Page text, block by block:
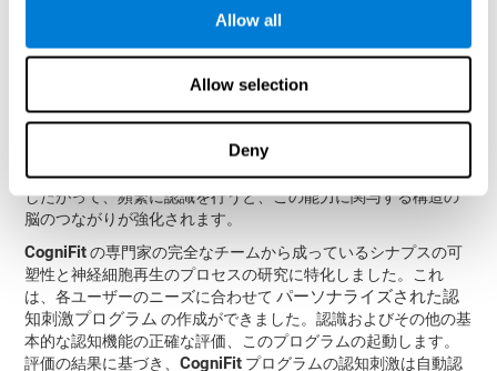
Allow all
Allow selection
Deny
彼らのパフォーマンスを改善するために、認識を含むすべての
認知的スキルを学習できます。CogniFitでは、プロフェッショ
ナルな方法でそう可能性を提供します。
脳の可逆性は認識や他の認知能力の機能回復の基礎です。.
CogniFitは、認識およびその他の認知機能の欠陥を修復するよ
うに設計された一連のエクササイズを備えています。脳とその
神経接続は、それらに依存する機能を使用して強化されます。
したがって、頻繁に認識を行うと、この能力に関与する構造の
脳のつながりが強化されます。
CogniFitの専門家の完全なチームから成っているシナプスの可
塑性と神経細胞再生のプロセスの研究に特化しました。これ
は、各ユーザーのニーズに合わせてパーソナライズされた認
知刺激プログラム の作成ができました。認識およびその他の基
本的な認知機能の正確な評価、このプログラムの起動します。
評価の結果に基づき、CogniFit プログラムの認知刺激は自動認